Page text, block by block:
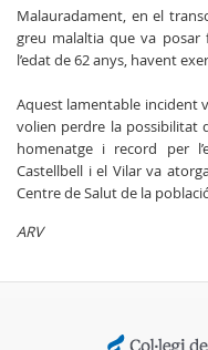
Malauradament, en el
greu malaltia que va posar
l’edat de 62 anys, havent
Aquest lamentable incident
volien perdre la possibilitat
homenatge i record per
Castellbell i el Vilar va
Centre de Salut de la
ARV